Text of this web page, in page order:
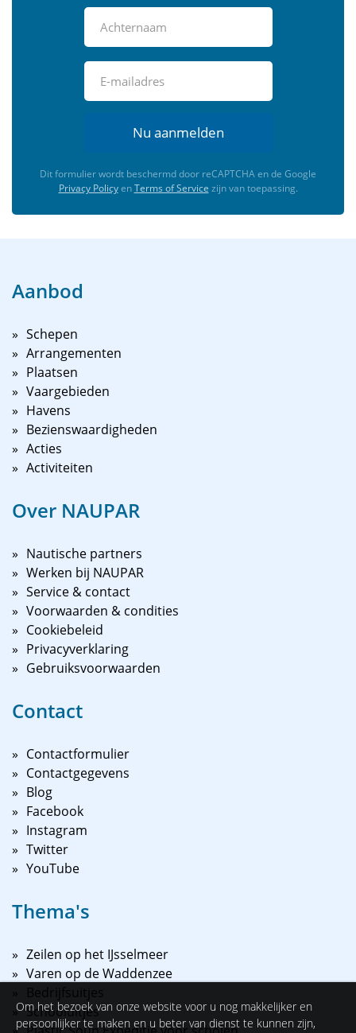
Nu aanmelden
Dit formulier wordt beschermd door reCAPTCHA en de Google
Privacy PolicyenTerms of Service zijn van toepassing.
Aanbod
Schepen
Arrangementen
Plaatsen
Vaargebieden
Havens
Bezienswaardigheden
Acties
Activiteiten
Over NAUPAR
Nautische partners
Werken bij NAUPAR
Service & contact
Voorwaarden & condities
Cookiebeleid
Privacyverklaring
Gebruiksvoorwaarden
Contact
Contactformulier
Contactgegevens
Blog
Facebook
Instagram
Twitter
YouTube
Thema's
Zeilen op het IJsselmeer
Varen op de Waddenzee
Bedrijfsuitjes
Schooluitjes
Om het bezoek van onze website voor u nog makkelijker en
persoonlijker te maken en u beter van dienst te kunnen zijn,